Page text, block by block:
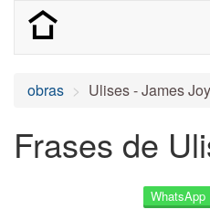
obras Ulises - James
Frases de
WhatsApp